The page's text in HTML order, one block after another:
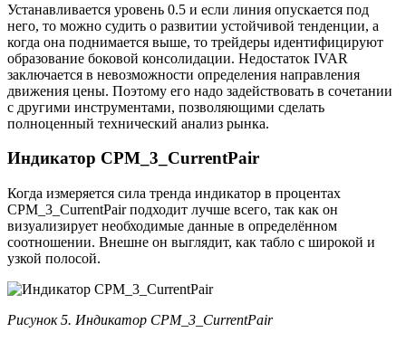
Устанавливается уровень 0.5 и если линия опускается под
него, то можно судить о развитии устойчивой тенденции, а
когда она поднимается выше, то трейдеры идентифицируют
образование боковой консолидации. Недостаток IVAR
заключается в невозможности определения направления
движения цены. Поэтому его надо задействовать в сочетании
с другими инструментами, позволяющими сделать
полноценный технический анализ рынка.
Индикатор CPM_3_CurrentPair
Когда измеряется сила тренда индикатор в процентах
CPM_3_CurrentPair подходит лучше всего, так как он
визуализирует необходимые данные в определённом
соотношении. Внешне он выглядит, как табло с широкой и
узкой полосой.
Рисунок 5. Индикатор CPM_3_CurrentPair